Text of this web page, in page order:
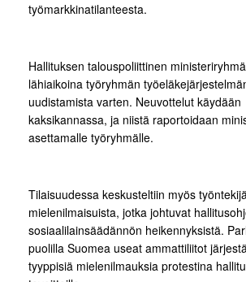
työmarkkinatilanteesta.
Hallituksen talouspoliittinen
lähiaikoina työryhmän
uudistamista varten. Neuvottelut käydään
kaksikannassa, ja niistä raportoidaan
asettamalle työryhmälle.
Tilaisuudessa keskusteltiin myös
mielenilmaisuista, jotka johtuvat
sosiaalilainsäädännön heikennyksistä.
puolilla Suomea useat ammattiliitot
tyyppisiä mielenilmauksia protestina